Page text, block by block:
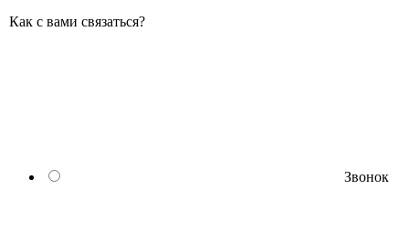
Как с вами связаться?
Звонок